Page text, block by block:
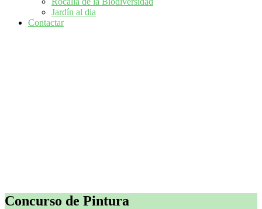
Jardín al dia
Contactar
Concurso de Pintura